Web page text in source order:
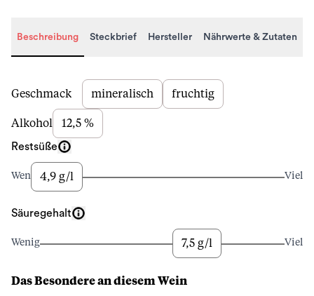
Beschreibung Steckbrief Hersteller Nährwerte & Zutaten
Beschreibung
Geschmack mineralisch fruchtig
Alkohol 12,5 %
Restsüße
Wenig 4,9 g/l Viel
Säuregehalt
Wenig 7,5 g/l Viel
Das Besondere an diesem Wein